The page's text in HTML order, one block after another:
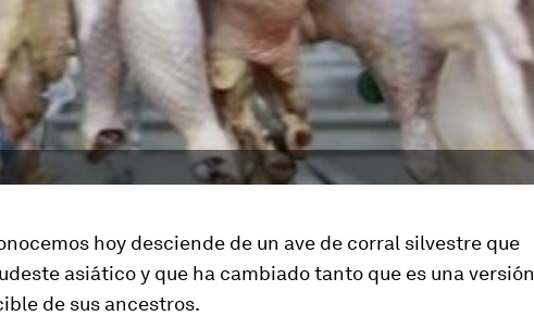
hoy desciende de un ave de corral silvestre que
asiático y que ha cambiado tanto que es una versión
de sus ancestros.